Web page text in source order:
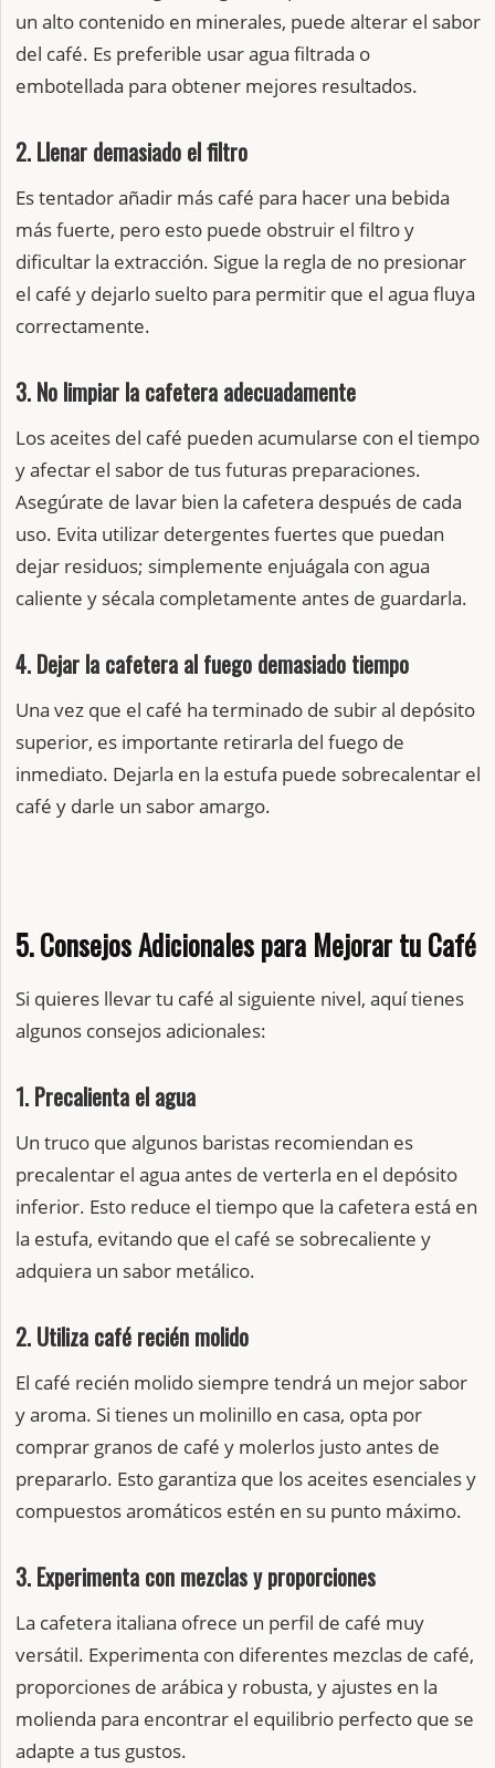
un alto contenido en minerales, puede alterar el sabor
del café. Es preferible usar agua filtrada o
embotellada para obtener mejores resultados.
2. Llenar demasiado el filtro
Es tentador añadir más café para hacer una bebida
más fuerte, pero esto puede obstruir el filtro y
dificultar la extracción. Sigue la regla de no presionar
el café y dejarlo suelto para permitir que el agua fluya
correctamente.
3. No limpiar la cafetera adecuadamente
Los aceites del café pueden acumularse con el tiempo
y afectar el sabor de tus futuras preparaciones.
Asegúrate de lavar bien la cafetera después de cada
uso. Evita utilizar detergentes fuertes que puedan
dejar residuos; simplemente enjuágala con agua
caliente y sécala completamente antes de guardarla.
4. Dejar la cafetera al fuego demasiado tiempo
Una vez que el café ha terminado de subir al depósito
superior, es importante retirarla del fuego de
inmediato. Dejarla en la estufa puede sobrecalentar el
café y darle un sabor amargo.
5. Consejos Adicionales para Mejorar tu Café
Si quieres llevar tu café al siguiente nivel, aquí tienes
algunos consejos adicionales:
1. Precalienta el agua
Un truco que algunos baristas recomiendan es
precalentar el agua antes de verterla en el depósito
inferior. Esto reduce el tiempo que la cafetera está en
la estufa, evitando que el café se sobrecaliente y
adquiera un sabor metálico.
2. Utiliza café recién molido
El café recién molido siempre tendrá un mejor sabor
y aroma. Si tienes un molinillo en casa, opta por
comprar granos de café y molerlos justo antes de
prepararlo. Esto garantiza que los aceites esenciales y
compuestos aromáticos estén en su punto máximo.
3. Experimenta con mezclas y proporciones
La cafetera italiana ofrece un perfil de café muy
versátil. Experimenta con diferentes mezclas de café,
proporciones de arábica y robusta, y ajustes en la
molienda para encontrar el equilibrio perfecto que se
adapte a tus gustos.